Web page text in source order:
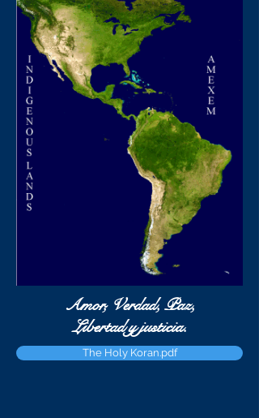
Amor, Verdad, Paz,
Libertad y justicia.
The Holy Koran.pdf